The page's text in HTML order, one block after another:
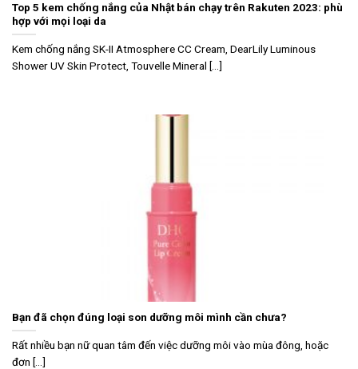
Top 5 kem chống nắng của Nhật bán chạy trên Rakuten 2023: phù
hợp với mọi loại da
Kem chống nắng SK-II Atmosphere CC Cream, DearLily Luminous
Shower UV Skin Protect, Touvelle Mineral [...]
Bạn đã chọn đúng loại son dưỡng môi mình cần chưa?
Rất nhiều bạn nữ quan tâm đến việc dưỡng môi vào mùa đông, hoặc
đơn [...]